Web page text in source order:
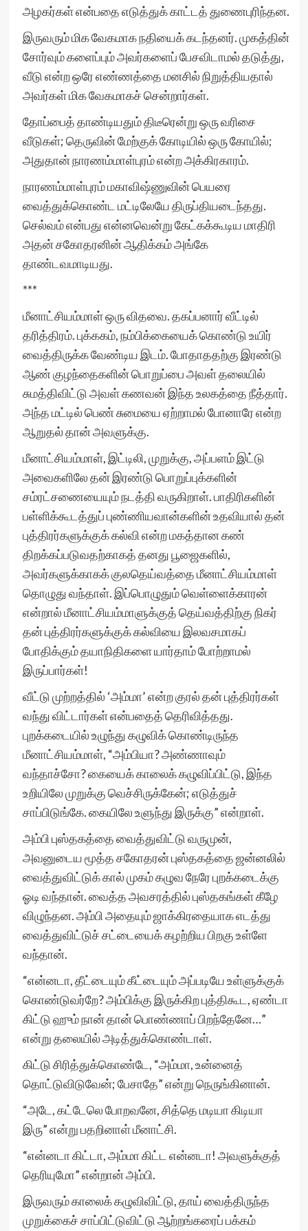
அழகர்கள் என்பதை எடுத்துக் காட்டத் துணைபுரிந்தன.
இருவரும் மிக வேகமாக நதியைக் கடந்தனர். முகத்தின்
சோர்வும் களைப்பும் அவர்களைப் பேசவிடாமல் தடுத்து,
வீடு என்ற ஒரே எண்ணத்தை மனசில் நிறுத்தியதால்
அவர்கள் மிக வேகமாகச் சென்றார்கள்.
தோப்பைத் தாண்டியதும் திடீரென்று ஒரு வரிசை
வீடுகள்; தெருவின் மேற்குக் கோடியில் ஒரு கோயில்;
அதுதான் நாரணம்மாள்புரம் என்ற அக்கிரகாரம்.
நாரணம்மாள்புரம் மகாவிஷ்ணுவின் பெயரை
வைத்துக்கொண்ட மட்டிலேயே திருப்தியடைந்தது.
செல்வம் என்பது என்னவென்று கேட்கக்கூடிய மாதிரி
அதன் சகோதரனின் ஆதிக்கம் அங்கே
தாண்டவமாடியது.
***
மீனாட்சியம்மாள் ஒரு விதவை. தகப்பனார் வீட்டில்
தரித்திரம். புக்ககம், நம்பிக்கையைக் கொண்டு உயிர்
வைத்திருக்க வேண்டிய இடம். போதாததற்கு இரண்டு
ஆண் குழந்தைகளின் பொறுப்பை அவள் தலையில்
சுமத்திவிட்டு அவள் கணவன் இந்த உலகத்தை நீத்தார்.
அந்த மட்டில் பெண் சுமையை ஏற்றாமல் போனாரே என்ற
ஆறுதல் தான் அவளுக்கு.
மீனாட்சியம்மாள், இட்டிலி, முறுக்கு, அப்பளம் இட்டு
அவைகளிலே தன் இரண்டு பொறுப்புக்களின்
சம்ரட்சணையையும் நடத்தி வருகிறாள். பாதிரிகளின்
பள்ளிக்கூடத்துப் புண்ணியவான்களின் உதவியால் தன்
புத்திரர்களுக்குக் கல்வி என்ற மகத்தான கண்
திறக்கப்படுவதற்காகத் தனது பூஜைகளில்,
அவர்களுக்காகக் குலதெய்வத்தை மீனாட்சியம்மாள்
தொழுது வந்தாள். இப்பொழுதும் வெள்ளைக்காரன்
என்றால் மீனாட்சியம்மாளுக்குத் தெய்வத்திற்கு நிகர்
தன் புத்திரர்களுக்குக் கல்வியை இலவசமாகப்
போதிக்கும் தயாநிதிகளை யார்தாம் போற்றாமல்
இருப்பார்கள்!
வீட்டு முற்றத்தில் ‘அம்மா’ என்ற குரல் தன் புத்திரர்கள்
வந்து விட்டார்கள் என்பதைத் தெரிவித்தது.
புறக்கடையில் உழுந்து கழுவிக் கொண்டிருந்த
மீனாட்சியம்மாள், “அம்பியா? அண்ணாவும்
வந்தாச்சோ? கையைக் காலைக் கழுவிப்பிட்டு, இந்த
உறியிலே முறுக்கு வெச்சிருக்கேன்; எடுத்துச்
சாப்பிடுங்கே. கையிலே உளுந்து இருக்கு” என்றாள்.
அம்பி புஸ்தகத்தை வைத்துவிட்டு வருமுன்,
அவனுடைய மூத்த சகோதரன் புஸ்தகத்தை ஜன்னலில்
வைத்துவிட்டுக் கால் முகம் கழுவ நேரே புறக்கடைக்கு
ஓடி வந்தான். வைத்த அவசரத்தில் புஸ்தகங்கள் கீழே
விழுந்தன. அம்பி அதையும் ஜாக்கிரதையாக எடத்து
வைத்துவிட்டுச் சட்டையைக் கழற்றிய பிறகு உள்ளே
வந்தான்.
“என்னடா, தீட்டையும் கீட்டையும் அப்படியே உள்ளுக்குக்
கொண்டுவர்றே? அம்பிக்கு இருக்கிற புத்திகூட, ஏண்டா
கிட்டு ஹும் நான் தான் பொண்ணாப் பிறந்தேனே…”
என்று தலையில் அடித்துக்கொண்டாள்.
கிட்டு சிரித்துக்கொண்டே, “அம்மா, உன்னைத்
தொட்டுவிடுவேன்; பேசாதே” என்று நெருங்கினான்.
“அடே, கட்டேலெ போறவனே, சித்தெ மடியா கிடியா
இரு” என்று பதறினாள் மீனாட்சி.
“என்னடா கிட்டா, அம்மா கிட்ட என்னடா! அவளுக்குத்
தெரியுமோ” என்றான் அம்பி.
இருவரும் காலைக் கழுவிவிட்டு, தாய் வைத்திருந்த
முறுக்கைச் சாப்பிட்டுவிட்டு ஆற்றங்கரைப் பக்கம்